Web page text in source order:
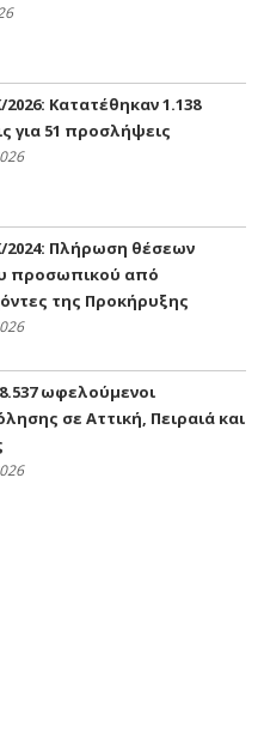
Κατατέθηκαν 1.138
για 51 προσλήψεις
2024: Πλήρωση θέσεων
προσωπικού από
της Προκήρυξης
ωφελούμενοι
σε Αττική, Πειραιά και